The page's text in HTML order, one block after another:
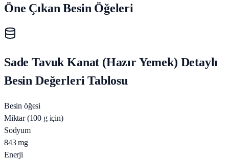
Öne Çıkan Besin Öğeleri
Sade Tavuk Kanat (Hazır Yemek) Detaylı
Besin Değerleri Tablosu
Besin öğesi
Miktar (100 g için)
Sodyum
843 mg
Enerji